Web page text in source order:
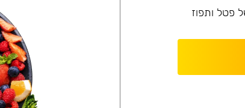
פטל ותפוז